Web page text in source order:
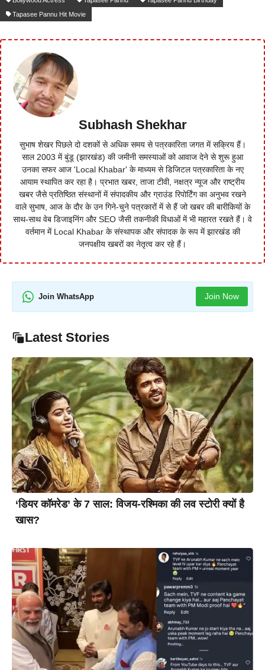
Tapasee Pannu Hit Movie
Subhash Shekhar
सुभाष शेखर पिछले दो दशकों से अधिक समय से पत्रकारिता जगत में सक्रिय हैं।
साल 2003 में बुंडू (झारखंड) की जमीनी समस्याओं को आवाज देने से शुरू हुआ
उनका सफर आज 'Local Khabar' के माध्यम से डिजिटल पत्रकारिता के नए
आयाम स्थापित कर रहा है। प्रभात खबर, ताजा टीवी, नक्षत्र न्यूज और राष्ट्रीय
खबर जैसे प्रतिष्ठित संस्थानों में संपादकीय और ग्राउंड रिपोर्टिंग का अनुभव रखने
वाले सुभाष, आज के दौर के उन गिने-चुने पत्रकारों में से हैं जो खबर की बारीकियों के
साथ-साथ वेब डिजाइनिंग और SEO जैसी तकनीकी विधाओं में भी महारत रखते हैं। वे
वर्तमान में Local Khabar के संस्थापक और संपादक के रूप में झारखंड की
जनपक्षीय खबरों का नेतृत्व कर रहे हैं।
Join WhatsApp Join Now
Latest Stories
‘डियर कॉमरेड’ के 7 साल: विजय-रश्मिका की लव स्टोरी क्यों है
खास?